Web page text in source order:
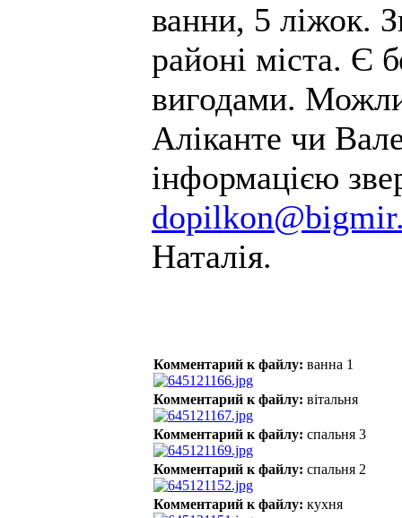
ванни, 5 ліжок.
районі міста. Є
вигодами.
Аліканте чи
інформацією
Наталія.
Комментарий к файлу: ванна 1
Комментарий к файлу: вітальня
Комментарий к файлу: спальня 3
Комментарий к файлу: спальня 2
Комментарий к файлу: кухня